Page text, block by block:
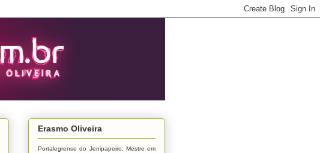
Erasmo Oliveira
Portalegrense do Jenipapeiro; Mestre em